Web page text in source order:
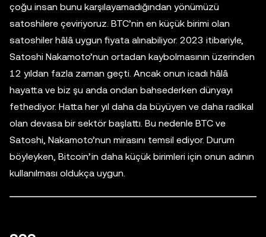
çoğu insan bunu karşılayamadığından yönümüzü
satoshilere çeviriyoruz. BTC’nin en küçük birimi olan
satoshiler hâlâ uygun fiyata alınabiliyor. 2023 itibariyle,
Satoshi Nakamoto’nun ortadan kaybolmasının üzerinden
12 yıldan fazla zaman geçti. Ancak onun icadı hâlâ
hayatta ve biz şu anda ondan bahsederken dünyayı
fethediyor. Hatta her yıl daha da büyüyen ve daha radikal
olan devasa bir sektör başlattı. Bu nedenle BTC ve
Satoshi, Nakamoto’nun mirasını temsil ediyor. Durum
böyleyken, Bitcoin’in daha küçük birimleri için onun adının
kullanılması oldukça uygun.